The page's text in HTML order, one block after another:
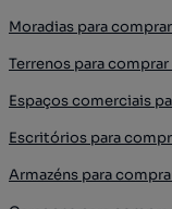
Moradias para
Terrenos para
Espaços comerciais
Escritórios para
Armazéns para